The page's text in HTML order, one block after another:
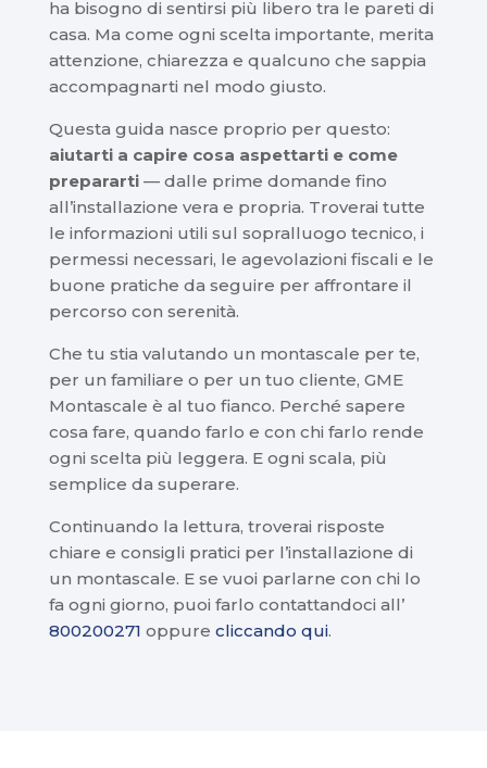
ha bisogno di sentirsi più libero tra le pareti di
casa. Ma come ogni scelta importante, merita
attenzione, chiarezza e qualcuno che sappia
accompagnarti nel modo giusto.
Questa guida nasce proprio per questo:
aiutarti a capire cosa aspettarti e come
prepararti— dalle prime domande fino
all’installazione vera e propria. Troverai tutte
le informazioni utili sul sopralluogo tecnico, i
permessi necessari, le agevolazioni fiscali e le
buone pratiche da seguire per affrontare il
percorso con serenità.
Che tu stia valutando un montascale per te,
per un familiare o per un tuo cliente, GME
Montascale è al tuo fianco. Perché sapere
cosa fare, quando farlo e con chi farlo rende
ogni scelta più leggera. E ogni scala, più
semplice da superare.
Continuando la lettura, troverai risposte
chiare e consigli pratici per l’installazione di
un montascale. E se vuoi parlarne con chi lo
fa ogni giorno, puoi farlo contattandoci all’
800200271 oppure cliccando qui.